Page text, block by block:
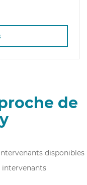
de
disponibles
intervenants